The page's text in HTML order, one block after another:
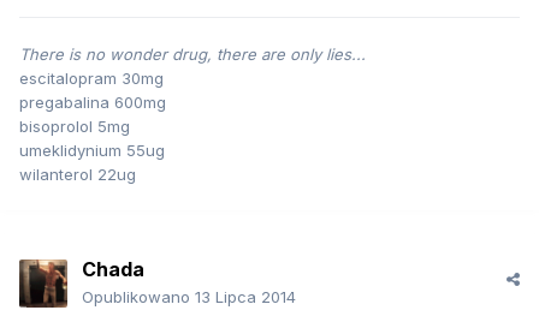
There is no wonder drug, there are only lies...
escitalopram 30mg
pregabalina 600mg
bisoprolol 5mg
umeklidynium 55ug
wilanterol 22ug
Chada
Opublikowano 13 Lipca 2014